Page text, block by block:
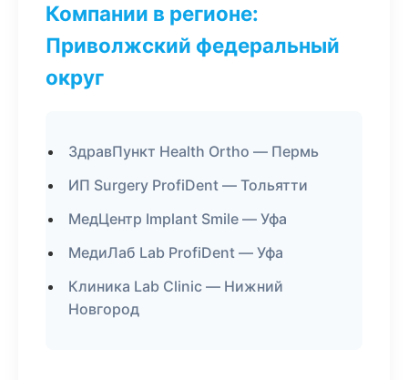
Компании в регионе:
Приволжский федеральный
округ
ЗдравПункт Health Ortho — Пермь
ИП Surgery ProfiDent — Тольятти
МедЦентр Implant Smile — Уфа
МедиЛаб Lab ProfiDent — Уфа
Клиника Lab Clinic — Нижний
Новгород